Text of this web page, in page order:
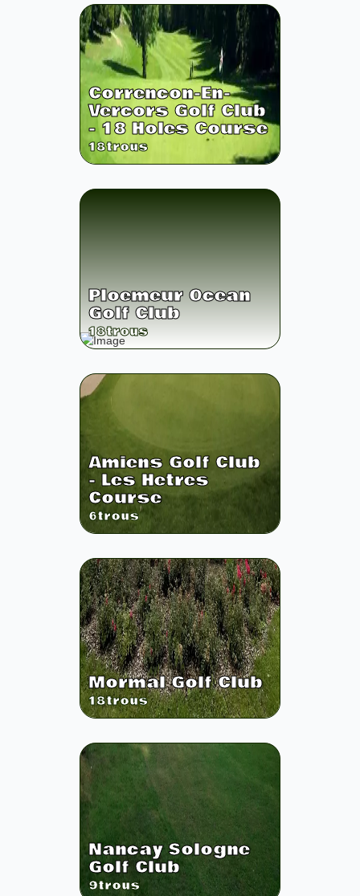
Correncon-En-
Vercors Golf Club
- 18 Holes Course
18trous
Ploemeur Ocean
Golf Club
18trous
Amiens Golf Club
- Les Hetres
Course
6trous
Mormal Golf Club
18trous
Nancay Sologne
Golf Club
9trous